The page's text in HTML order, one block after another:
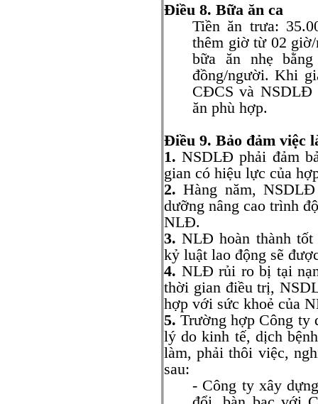
Điều 8. Bữa ăn ca
Tiền ăn trưa:
thêm giờ từ 02
bữa ăn nhẹ
đồng/người. Khi
CĐCS và NSDLĐ
ăn phù hợp.
Điều 9. Bảo đảm việc
1. NSDLĐ phải đảm
gian có hiệu lực của
2. Hàng năm,
dưỡng nâng cao trình
NLĐ.
3. NLĐ hoàn thành
kỷ luật lao động sẽ
4. NLĐ rủi ro bị tại
thời gian điều trị,
hợp với sức khoẻ của
5. Trường hợp Công ty
lý do kinh tế, dịch
làm, phải thôi việc,
sau:
- Công ty xây